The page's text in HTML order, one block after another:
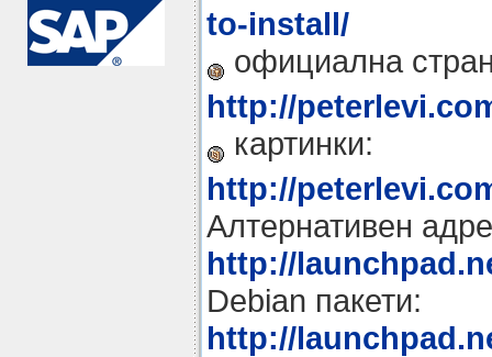
to-install/
официална
http://
картинки:
http://
Алтернативен
http://
Debian пакети:
http://